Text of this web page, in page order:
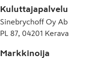
Kuluttajapalvelu
Sinebrychoff Oy Ab
PL 87, 04201 Kerava
Markkinoija